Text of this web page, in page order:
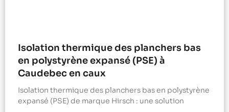
Isolation thermique des planchers bas
en polystyrène expansé (PSE) à
Caudebec en caux
Isolation thermique des planchers bas en polystyrène
expansé (PSE) de marque Hirsch : une solution